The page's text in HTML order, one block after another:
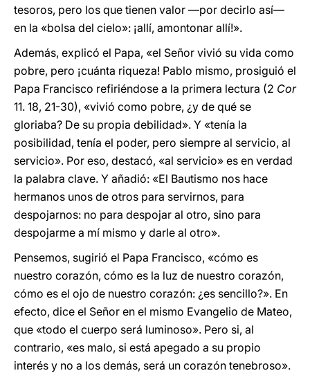
tesoros, pero los que tienen valor —por decirlo así—
en la «bolsa del cielo»: ¡allí, amontonar allí!».
Además, explicó el Papa, «el Señor vivió su vida como
pobre, pero ¡cuánta riqueza! Pablo mismo, prosiguió el
Papa Francisco refiriéndose a la primera lectura (2 Cor
11. 18, 21-30), «vivió como pobre, ¿y de qué se
gloriaba? De su propia debilidad». Y «tenía la
posibilidad, tenía el poder, pero siempre al servicio, al
servicio». Por eso, destacó, «al servicio» es en verdad
la palabra clave. Y añadió: «El Bautismo nos hace
hermanos unos de otros para servirnos, para
despojarnos: no para despojar al otro, sino para
despojarme a mí mismo y darle al otro».
Pensemos, sugirió el Papa Francisco, «cómo es
nuestro corazón, cómo es la luz de nuestro corazón,
cómo es el ojo de nuestro corazón: ¿es sencillo?». En
efecto, dice el Señor en el mismo Evangelio de Mateo,
que «todo el cuerpo será luminoso». Pero si, al
contrario, «es malo, si está apegado a su propio
interés y no a los demás, será un corazón tenebroso».